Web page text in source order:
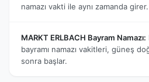
namazı vakti ile aynı zamanda girer.
MARKT ERLBACH Bayram Namazı:
bayramı namazı vakitleri, güneş
sonra başlar.